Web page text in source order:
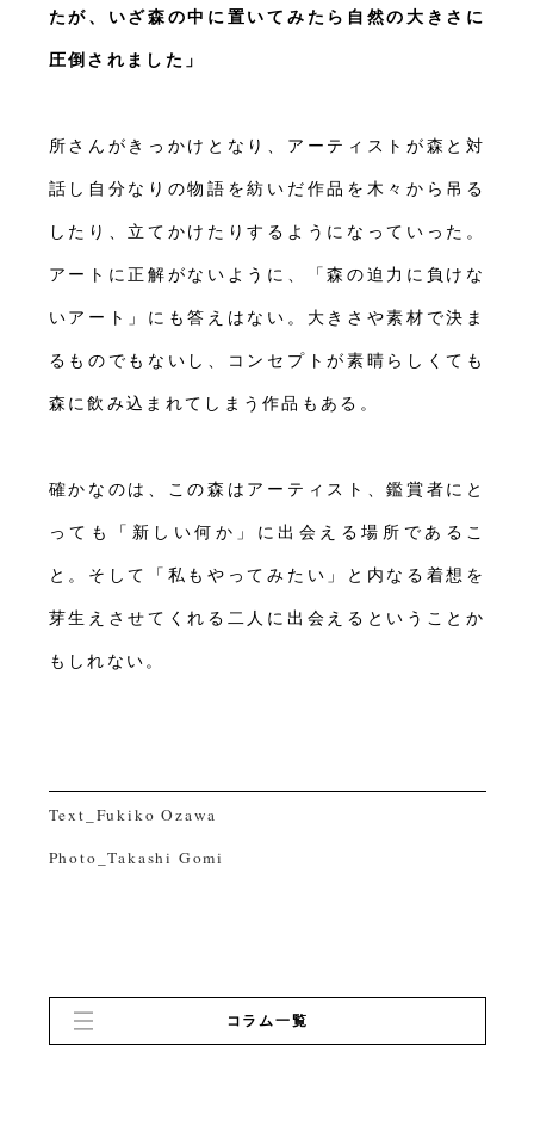
たが、いざ森の中に置いてみたら自然の大きさに
圧倒されました」
所さんがきっかけとなり、アーティストが森と対
話し自分なりの物語を紡いだ作品を木々から吊る
したり、立てかけたりするようになっていった。
アートに正解がないように、「森の迫力に負けな
いアート」にも答えはない。大きさや素材で決ま
るものでもないし、コンセプトが素晴らしくても
森に飲み込まれてしまう作品もある。
確かなのは、この森はアーティスト、鑑賞者にと
っても「新しい何か」に出会える場所であるこ
と。そして「私もやってみたい」と内なる着想を
芽生えさせてくれる二人に出会えるということか
もしれない。
Text_Fukiko Ozawa
Photo_Takashi Gomi
コラム一覧